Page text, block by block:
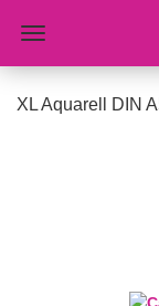
XL Aquarell DIN